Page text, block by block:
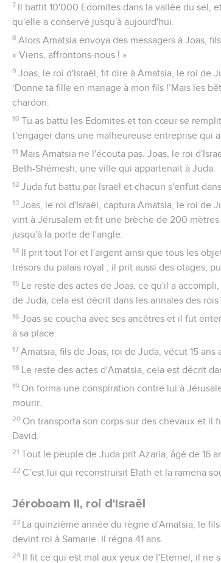
7 Il battit 10'000 Edomites dans la vallée du sel,
qu'elle a conservé jusqu'à aujourd'hui.
8 Alors Amatsia envoya des messagers à Joas,
« Viens, affrontons-nous ! »
9 Joas, le roi d'Israël, fit dire à Amatsia, le roi de
‘Donne ta fille en mariage à mon fils !’Mais les
chardon.
10 Tu as battu les Edomites et ton cœur se
t'engager dans une malheureuse entreprise qui
11 Mais Amatsia ne l'écouta pas. Joas, le roi
Beth-Shémesh, une ville qui appartenait à Juda.
12 Juda fut battu par Israël et chacun s'enfuit
13 Joas, le roi d'Israël, captura Amatsia, le roi de
vint à Jérusalem et fit une brèche de 200
jusqu'à la porte de l'angle.
14 Il prit tout l'or et l'argent ainsi que tous les
trésors du palais royal ; il prit aussi des otages,
15 Le reste des actes de Joas, ce qu'il a
de Juda, cela est décrit dans les annales des rois
16 Joas se coucha avec ses ancêtres et il fut
à sa place.
17 Amatsia, fils de Joas, roi de Juda, vécut 15
18 Le reste des actes d'Amatsia, cela est décrit
19 On forma une conspiration contre lui à
mourir.
20 On transporta son corps sur des chevaux et il
David.
21 Tout le peuple de Juda prit Azaria, âgé de 16
22 C’est lui qui reconstruisit Elath et la ramena
Jéroboam II, roi d'Israël
23 La quinzième année du règne d'Amatsia, le
devint roi à Samarie. Il régna 41 ans.
24 Il fit ce qui est mal aux yeux de l'Eternel, il ne